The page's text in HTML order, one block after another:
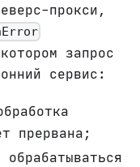
прокси,
запрос
сервис:
прервана;